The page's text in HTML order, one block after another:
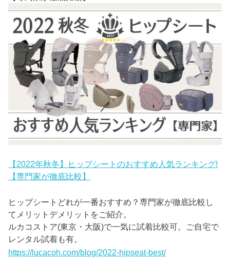
【2022年秋冬】ヒップシートのおすすめ人気ランキング!
【専門家が徹底比較】
ヒップシートどれが一番おすすめ？専門家が徹底比較し
てメリットデメリットをご紹介。
ルカコストア(東京・大阪)で一気に試着比較可。ご自宅で
レンタル試着も有。
https://lucacoh.com/blog/2022-hipseat-best/